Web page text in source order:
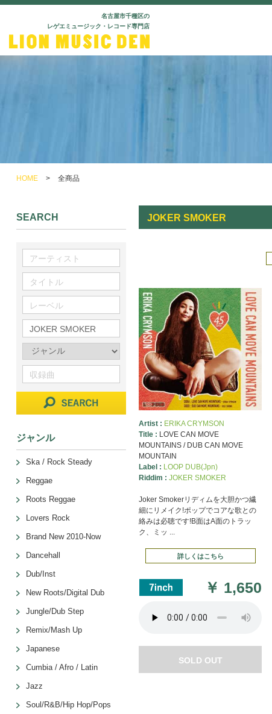
名古屋市千種区の
レゲエミュージック・レコード専門店
HOME > 全商品
JOKER SMOKER
Artist : ERIKA CRYMSON
Title : LOVE CAN MOVE
MOUNTAINS / DUB CAN MOVE
MOUNTAIN
Label : LOOP DUB(Jpn)
Riddim :JOKER SMOKER
Joker Smokerリディムを大胆かつ繊
細にリメイク!ポップでコアな歌との
絡みは必聴です!B面はA面のトラッ
ク、ミッ ...
詳しくはこちら
￥ 1,650
SOLD OUT
SEARCH
ジャンル
Ska / Rock Steady
Reggae
Roots Reggae
Lovers Rock
Brand New 2010-Now
Dancehall
Dub/Inst
New Roots/Digital Dub
Jungle/Dub Step
Remix/Mash Up
Japanese
Cumbia / Afro / Latin
Jazz
Soul/R&B/Hip Hop/Pops